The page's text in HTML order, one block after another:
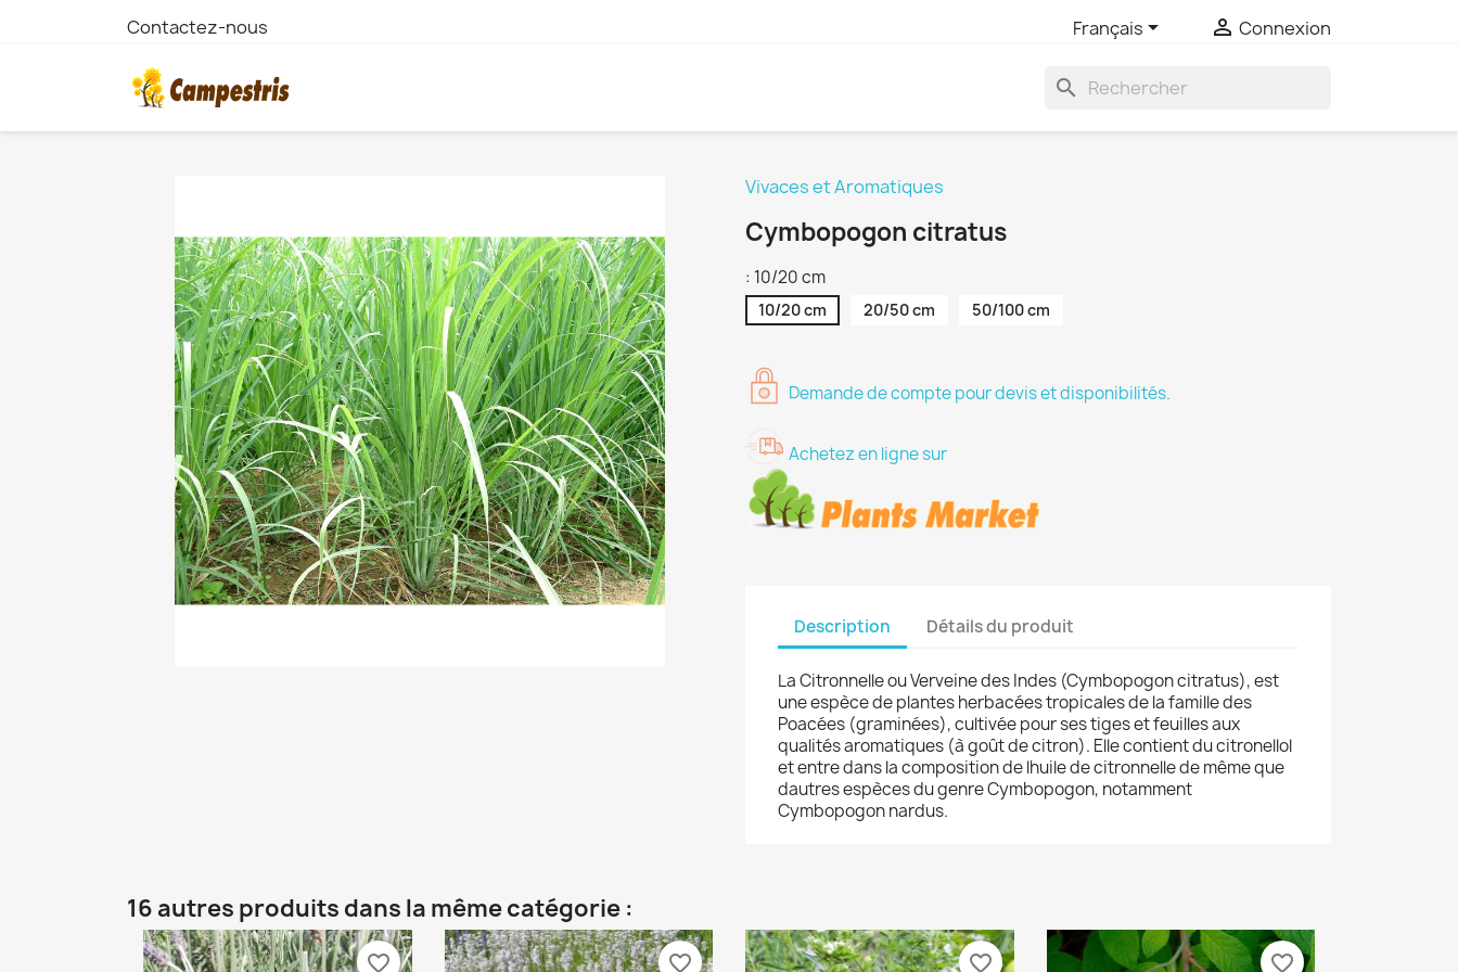
Contactez-nous Français  Connexion
search
Vivaces et Aromatiques
Cymbopogon citratus
: 10/20 cm
10/20 cm 20/50 cm 50/100 cm
Demande de compte pour devis et disponibilités.
Achetez en ligne sur
Description Détails du produit
La Citronnelle ou Verveine des Indes (Cymbopogon citratus), est
une espèce de plantes herbacées tropicales de la famille des
Poacées (graminées), cultivée pour ses tiges et feuilles aux
qualités aromatiques (à goût de citron). Elle contient du citronellol
et entre dans la composition de lhuile de citronnelle de même que
dautres espèces du genre Cymbopogon, notamment
Cymbopogon nardus.
16 autres produits dans la même catégorie :
favorite_border favorite_border favorite_border favorite_border